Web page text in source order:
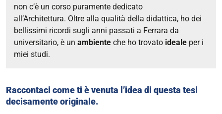
non c’è un corso puramente dedicato
all’Architettura. Oltre alla qualità della didattica, ho dei
bellissimi ricordi sugli anni passati a Ferrara da
universitario, è un ambiente che ho trovato ideale per i
miei studi.
Raccontaci come ti è venuta l’idea di questa tesi
decisamente originale.